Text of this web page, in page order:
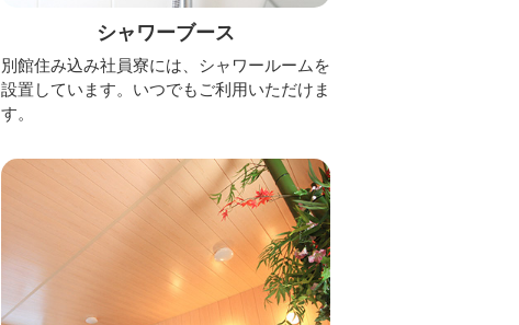
シャワーブース
別館住み込み社員寮には、シャワールームを
設置しています。いつでもご利用いただけま
す。